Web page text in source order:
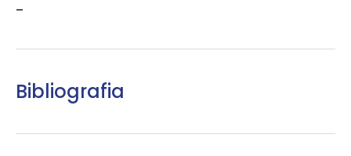
–
Bibliografia